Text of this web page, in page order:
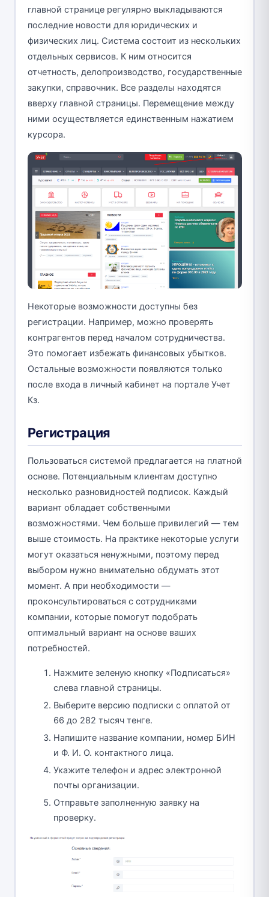
главной странице регулярно выкладываются
последние новости для юридических и
физических лиц. Система состоит из нескольких
отдельных сервисов. К ним относится
отчетность, делопроизводство, государственные
закупки, справочник. Все разделы находятся
вверху главной страницы. Перемещение между
ними осуществляется единственным нажатием
курсора.
Некоторые возможности доступны без
регистрации. Например, можно проверять
контрагентов перед началом сотрудничества.
Это помогает избежать финансовых убытков.
Остальные возможности появляются только
после входа в личный кабинет на портале Учет
Кз.
Регистрация
Пользоваться системой предлагается на платной
основе. Потенциальным клиентам доступно
несколько разновидностей подписок. Каждый
вариант обладает собственными
возможностями. Чем больше привилегий — тем
выше стоимость. На практике некоторые услуги
могут оказаться ненужными, поэтому перед
выбором нужно внимательно обдумать этот
момент. А при необходимости —
проконсультироваться с сотрудниками
компании, которые помогут подобрать
оптимальный вариант на основе ваших
потребностей.
Нажмите зеленую кнопку «Подписаться»
слева главной страницы.
Выберите версию подписки с оплатой от
66 до 282 тысяч тенге.
Напишите название компании, номер БИН
и Ф. И. О. контактного лица.
Укажите телефон и адрес электронной
почты организации.
Отправьте заполненную заявку на
проверку.